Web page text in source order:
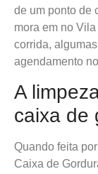
de um ponto de
mora em no
corrida,
agendamento
A
caixa de
Quando feita
Caixa de